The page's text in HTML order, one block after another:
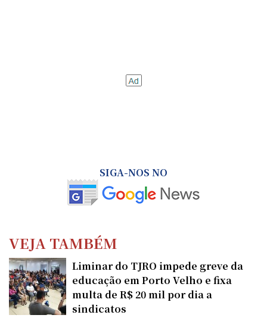
SIGA-NOS NO
VEJA TAMBÉM
Liminar do TJRO impede greve da
educação em Porto Velho e fixa
multa de R$ 20 mil por dia a
sindicatos